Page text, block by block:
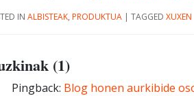
IN ALBISTEAK, PRODUKTUA | TAGGED XUXEN
(1)
Pingback: Blog honen aurkibide